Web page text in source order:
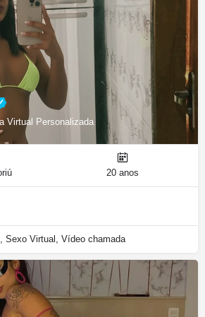
Virtual Personalizada
20 anos
Sexo Virtual, Vídeo chamada